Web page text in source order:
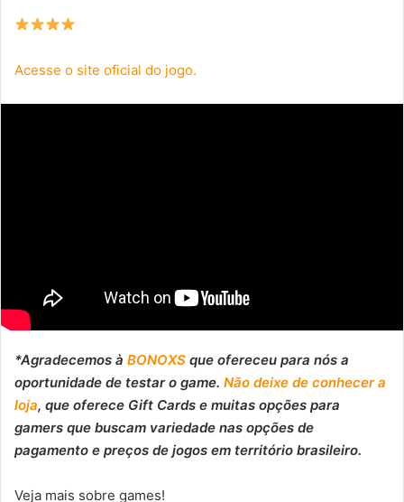
Avaliação:
Acesse o site oficial do jogo.
*Agradecemos à BONOXS que ofereceu para nós a
oportunidade de testar o game. Não deixe de conhecer a
loja, que oferece Gift Cards e muitas opções para
gamers que buscam variedade nas opções de
pagamento e preços de jogos em território brasileiro.
Veja mais sobre games!